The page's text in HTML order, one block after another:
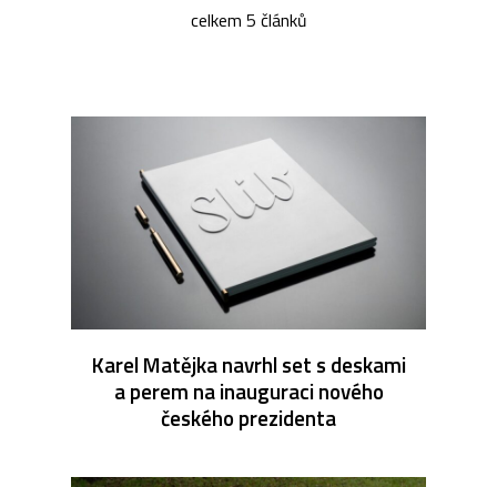
celkem 5 článků
Karel Matějka navrhl set s deskami
a perem na inauguraci nového
českého prezidenta